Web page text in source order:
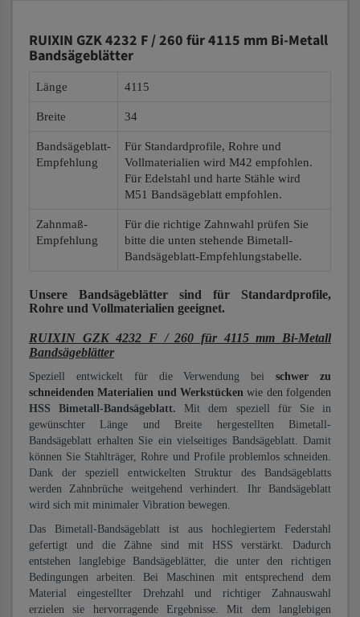
RUIXIN GZK 4232 F / 260 für 4115 mm Bi-Metall
Bandsägeblätter
Länge 4115
Breite 34
Bandsägeblatt-
Empfehlung
Für Standardprofile, Rohre und
Vollmaterialien wird M42 empfohlen.
Für Edelstahl und harte Stähle wird
M51 Bandsägeblatt empfohlen.
Zahnmaß-
Empfehlung
Für die richtige Zahnwahl prüfen Sie
bitte die unten stehende Bimetall-
Bandsägeblatt-Empfehlungstabelle.
Unsere Bandsägeblätter sind für Standardprofile,
Rohre und Vollmaterialien geeignet.
RUIXIN GZK 4232 F / 260 für 4115 mm Bi-Metall
Bandsägeblätter
Speziell entwickelt für die Verwendung beischwer zu
schneidenden Materialien und Werkstücken wie den folgenden
HSS Bimetall-Bandsägeblatt. Mit dem speziell für Sie in
gewünschter Länge und Breite hergestellten Bimetall-
Bandsägeblatt erhalten Sie ein vielseitiges Bandsägeblatt. Damit
können Sie Stahlträger, Rohre und Profile problemlos schneiden.
Dank der speziell entwickelten Struktur des Bandsägeblatts
werden Zahnbrüche weitgehend verhindert. Ihr Bandsägeblatt
wird sich mit minimaler Vibration bewegen.
Das Bimetall-Bandsägeblatt ist aus hochlegiertem Federstahl
gefertigt und die Zähne sind mit HSS verstärkt. Dadurch
entstehen langlebige Bandsägeblätter, die unter den richtigen
Bedingungen arbeiten. Bei Maschinen mit entsprechend dem
Material eingestellter Drehzahl und richtiger Zahnauswahl
erzielen sie hervorragende Ergebnisse. Mit dem langlebigen